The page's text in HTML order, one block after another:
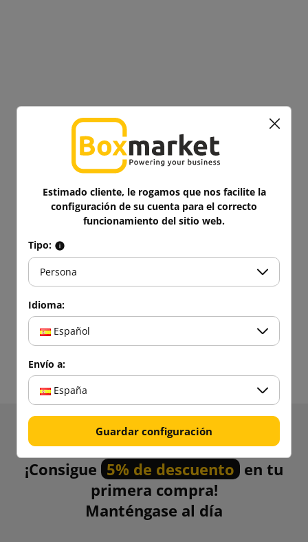
Reciba información sobre novedades y
promociones.
¡Consigue 5% de descuento en tu
primera compra!
Manténgase al día
Estimado cliente, le rogamos que nos facilite la
configuración de su cuenta para el correcto
funcionamiento del sitio web.
Tipo:
Persona
Idioma:
Español
Envío a:
España
Guardar configuración